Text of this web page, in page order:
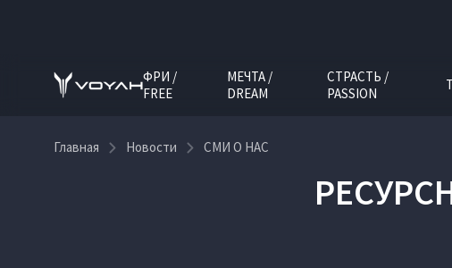
ФРИ /
FREE
МЕЧТА /
DREAM
СТРАСТЬ /
PASSION
Главная Новости СМИ О НАС